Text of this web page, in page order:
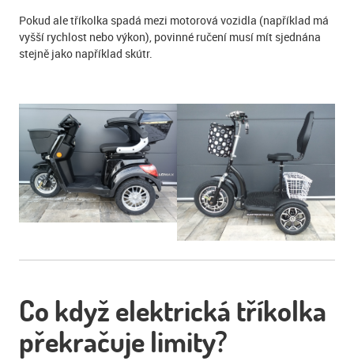
Pokud ale tříkolka spadá mezi motorová vozidla (například má
vyšší rychlost nebo výkon), povinné ručení musí mít sjednána
stejně jako například skútr.
Co když elektrická tříkolka
překračuje limity?